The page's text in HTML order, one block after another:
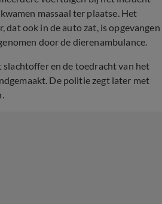
massaal ter plaatse. Het
dat ook in de auto zat, is opgevangen
door de dierenambulance.
en de toedracht van het
De politie zegt later met